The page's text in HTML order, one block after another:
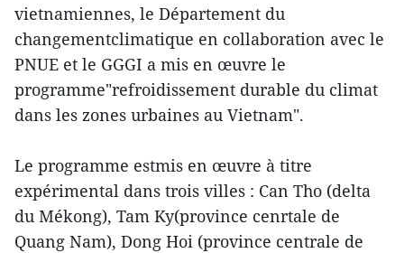
vietnamiennes, le Département du
changementclimatique en collaboration avec le
PNUE et le GGGI a mis en œuvre le
programme"refroidissement durable du climat
dans les zones urbaines au Vietnam".
Le programme estmis en œuvre à titre
expérimental dans trois villes : Can Tho (delta
du Mékong), Tam Ky(province cenrtale de
Quang Nam), Dong Hoi (province centrale de